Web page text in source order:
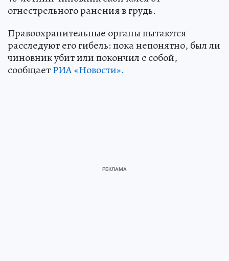
огнестрельного ранения в грудь.
Правоохранительные органы пытаются
расследуют его гибель: пока непонятно, был ли
чиновник убит или покончил с собой,
сообщаетРИА «Новости».